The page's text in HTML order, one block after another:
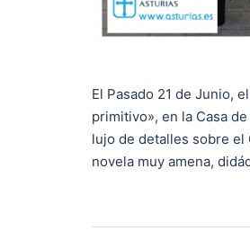
El Pasado 21 de Junio,
primitivo», en la Casa
lujo de detalles sobre el
novela muy amena,